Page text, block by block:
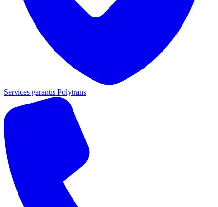
Services garantis Polytrans